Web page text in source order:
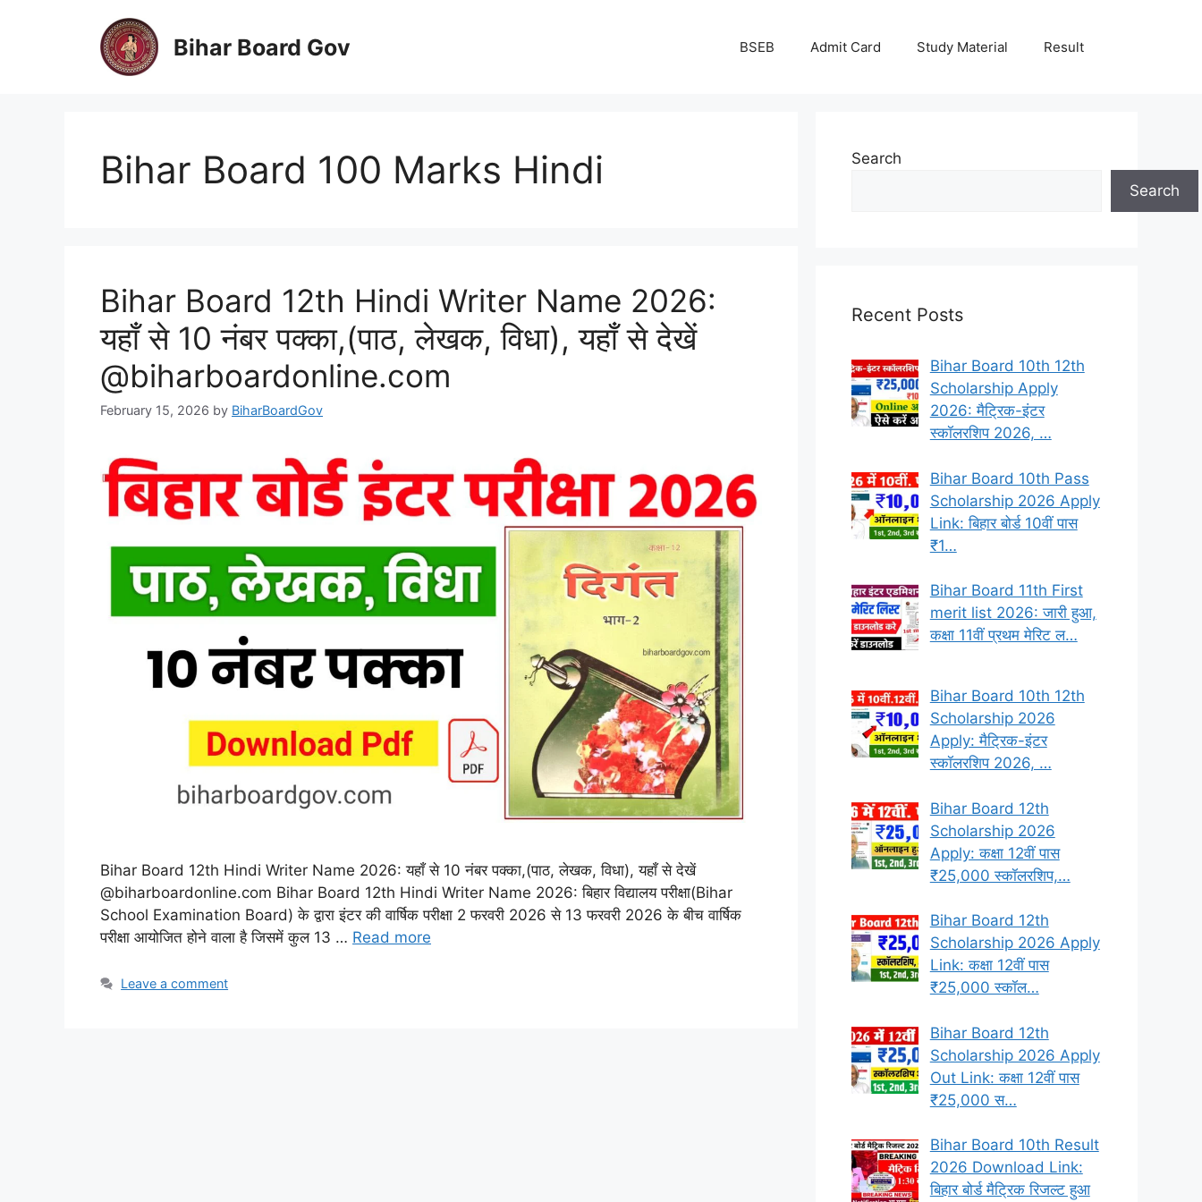
Bihar Board Gov BSEB Admit Card Study Material Result
Bihar Board 100 Marks Hindi
Bihar Board 12th Hindi Writer Name 2026:
यहाँ से 10 नंबर पक्का,(पाठ, लेखक, विधा), यहाँ से देखें
@biharboardonline.com
February 15, 2026 by BiharBoardGov
Bihar Board 12th Hindi Writer Name 2026: यहाँ से 10 नंबर पक्का,(पाठ, लेखक, विधा), यहाँ से देखें
@biharboardonline.com Bihar Board 12th Hindi Writer Name 2026: बिहार विद्यालय परीक्षा(Bihar
School Examination Board) के द्वारा इंटर की वार्षिक परीक्षा 2 फरवरी 2026 से 13 फरवरी 2026 के बीच वार्षिक
परीक्षा आयोजित होने वाला है जिसमें कुल 13 … Read more
Leave a comment
Search
Search
Recent Posts
Bihar Board 10th 12th
Scholarship Apply
2026: मैट्रिक-इंटर
स्कॉलरशिप 2026, …
Bihar Board 10th Pass
Scholarship 2026 Apply
Link: बिहार बोर्ड 10वीं पास
₹1…
Bihar Board 11th First
merit list 2026: जारी हुआ,
कक्षा 11वीं प्रथम मेरिट ल…
Bihar Board 10th 12th
Scholarship 2026
Apply: मैट्रिक-इंटर
स्कॉलरशिप 2026, …
Bihar Board 12th
Scholarship 2026
Apply: कक्षा 12वीं पास
₹25,000 स्कॉलरशिप,…
Bihar Board 12th
Scholarship 2026 Apply
Link: कक्षा 12वीं पास
₹25,000 स्कॉल…
Bihar Board 12th
Scholarship 2026 Apply
Out Link: कक्षा 12वीं पास
₹25,000 स…
Bihar Board 10th Result
2026 Download Link:
बिहार बोर्ड मैट्रिक रिजल्ट हुआ